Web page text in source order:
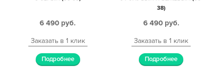
6 490 руб.
Заказать в 1 клик
Подробнее
38)
6 490 руб.
Заказать в 1 клик
Подробнее